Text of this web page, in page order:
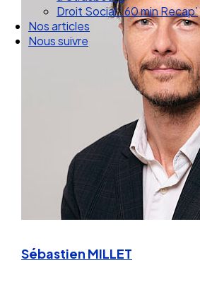
Droit Social : 60 min Recap’
Nos articles
Nous suivre
Sébastien MILLET